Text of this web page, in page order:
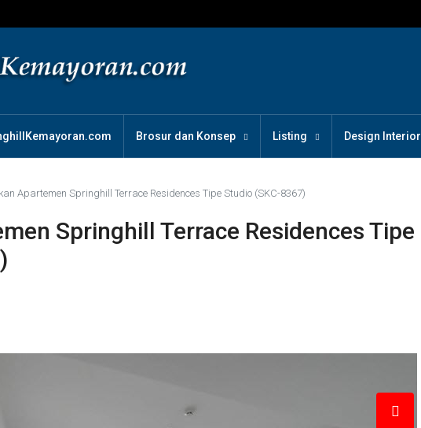
Brosur dan Konsep Listing Design Interior
Apartemen Springhill Terrace Residences Tipe Studio (SKC-8367)
Springhill Terrace Residences Tipe